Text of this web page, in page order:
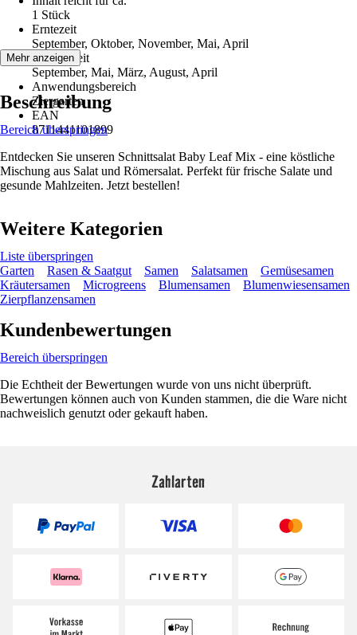
1 Stück
Erntezeit
September, Oktober, November, Mai, April
Aussaatzeit
September, Mai, März, August, April
Anwendungsbereich
Ziergarten
EAN
8711441101899
Mehr anzeigen
Beschreibung
Bereich überspringen
Entdecken Sie unseren Schnittsalat Baby Leaf Mix - eine köstliche
Mischung aus Salat und Römersalat. Perfekt für frische Salate und
gesunde Mahlzeiten. Jetzt bestellen!
Weitere Kategorien
Liste überspringen
Garten
Rasen & Saatgut Samen Salatsamen
Gemüsesamen
Kräutersamen
Microgreens Blumensamen
Blumenwiesensamen
Zierpflanzensamen
Kundenbewertungen
Bereich überspringen
Die Echtheit der Bewertungen wurde von uns nicht überprüft.
Bewertungen können auch von Kunden stammen, die die Ware nicht
nachweislich genutzt oder gekauft haben.
Zahlarten